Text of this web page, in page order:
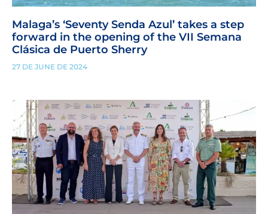
Malaga’s ‘Seventy Senda Azul’ takes a step
forward in the opening of the VII Semana
Clásica de Puerto Sherry
27 DE JUNE DE 2024